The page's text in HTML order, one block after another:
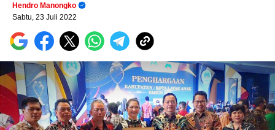
Hendro Manongko
Sabtu, 23 Juli 2022